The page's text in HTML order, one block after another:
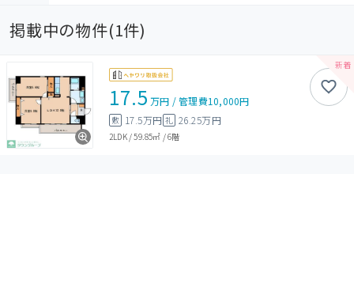
掲載中の物件(1件)
17.5 万円 /管理費10,000円
敷 17.5万円 礼 26.25万円
2LDK/59.85㎡ /6階